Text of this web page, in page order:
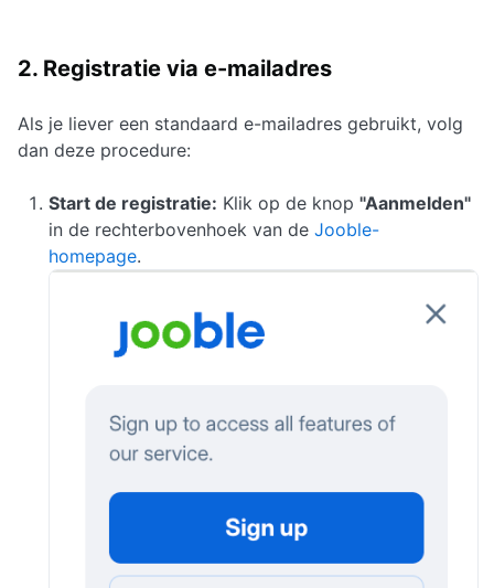
2. Registratie via e-mailadres
Als je liever een standaard e-mailadres gebruikt, volg
dan deze procedure:
Start de registratie: Klik op de knop "Aanmelden"
in de rechterbovenhoek van de Jooble-
homepage.